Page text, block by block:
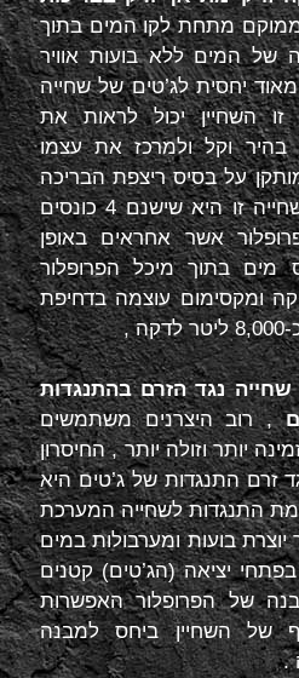
מתחת לקו המים בתוך
של המים ללא בועות אוויר
יחסית לג’טים של שחייה
זו השחיין יכול לראות את
בהיר וקל ולמרכז את עצמו
על בסיס ריצפת הבריכה
, יתרון נוסף בטכניקת שחייה זו היא שישנם 4 כונסים
אשר אחראים באופן
בתוך מיכל הפרופלור
ומקסימום עוצמה בדחיפת
,
שחייה נגד הזרם בהתנגדות
, רוב היצרנים משתמשים
יותר וזולה יותר , החיסרון
זרם התנגדות של ג’טים היא
התנגדות לשחייה המערכת
יוצרת בועות ומערבולות במים
יציאה (הג’טים) קטנים
של הפרופלור האפשרות
של השחיין ביחס למבנה
.